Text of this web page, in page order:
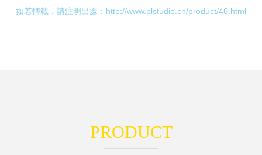
如若轉載，請注明出處：http://www.plstudio.cn/product/46.html
PRODUCT